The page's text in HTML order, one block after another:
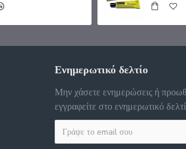
Ενημερωτικό δελτίο
Μην χάσετε ενημερώσεις ή
εγγραφείτε στο ενημερωτικό